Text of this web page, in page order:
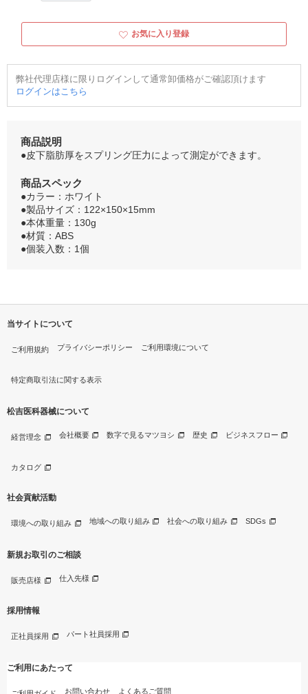
お気に入り登録
弊社代理店様に限りログインして通常卸価格がご確認頂けます
ログインはこちら
商品説明
●皮下脂肪厚をスプリング圧力によって測定ができます。
商品スペック
●カラー：ホワイト
●製品サイズ：122×150×15mm
●本体重量：130g
●材質：ABS
●個装入数：1個
当サイトについて
ご利用規約 プライバシーポリシー ご利用環境について
特定商取引法に関する表示
松吉医科器械について
経営理念 会社概要 数字で見るマツヨシ 歴史 ビジネスフロー
カタログ
社会貢献活動
環境への取り組み 地域への取り組み 社会への取り組み SDGs
新規お取引のご相談
販売店様 仕入先様
採用情報
正社員採用 パート社員採用
ご利用にあたって
お問い合わせ よくあるご質問